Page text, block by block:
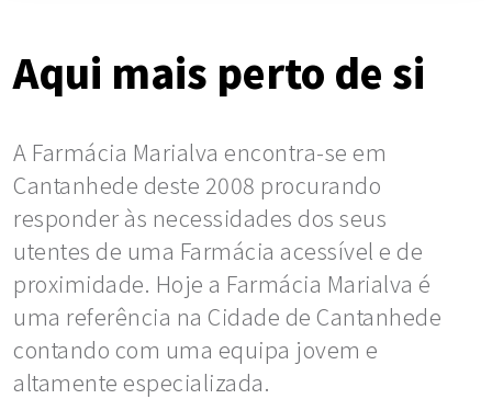
Aqui mais perto de si
A Farmácia Marialva encontra-se em
Cantanhede deste 2008 procurando
responder às necessidades dos seus
utentes de uma Farmácia acessível e de
proximidade. Hoje a Farmácia Marialva é
uma referência na Cidade de Cantanhede
contando com uma equipa jovem e
altamente especializada.